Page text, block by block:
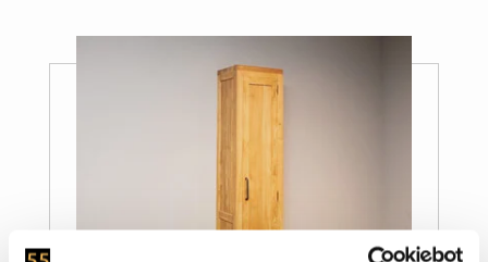
Spiegel.